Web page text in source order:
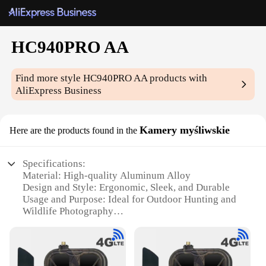
HC940PRO AA
Find more styleHC940PRO AAproducts with
AliExpress Business
Here are the products found in the Kamery myśliwskie
Specifications:
Material: High-quality Aluminum Alloy
Design and Style: Ergonomic, Sleek, and Durable
Usage and Purpose: Ideal for Outdoor Hunting and
Wildlife Photography
Imaging with Night Vision Capability
Parts and Accessories: Includes a Comprehensive
Set of Accessories for Enhanced Functionality